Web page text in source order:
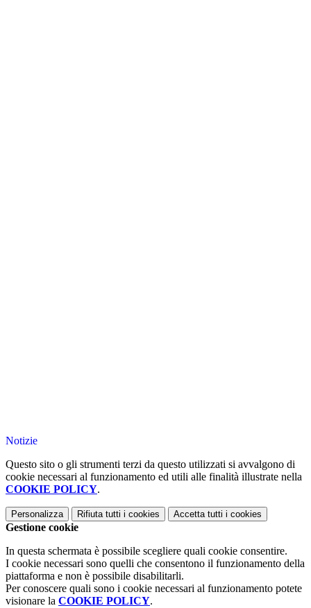
Notizie
Questo sito o gli strumenti terzi da questo utilizzati si avvalgono di
cookie necessari al funzionamento ed utili alle finalità illustrate nella
COOKIE POLICY.
Personalizza Rifiuta tutti i cookies Accetta tutti i cookies
Gestione cookie
In questa schermata è possibile scegliere quali cookie consentire.
I cookie necessari sono quelli che consentono il funzionamento della
piattaforma e non è possibile disabilitarli.
Per conoscere quali sono i cookie necessari al funzionamento potete
visionare la COOKIE POLICY.